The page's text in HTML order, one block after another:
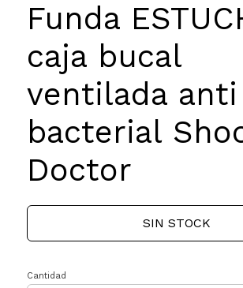
Funda
caja bucal
ventilada anti
bacterial
Doctor
SIN STOCK
Cantidad